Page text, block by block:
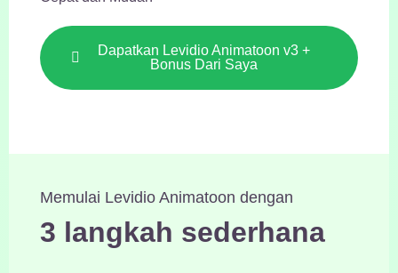
Dapatkan Levidio Animatoon v3 +
Bonus Dari Saya
Memulai Levidio Animatoon dengan
3 langkah sederhana